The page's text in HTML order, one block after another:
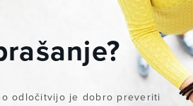
odločitvijo je dobro preveriti